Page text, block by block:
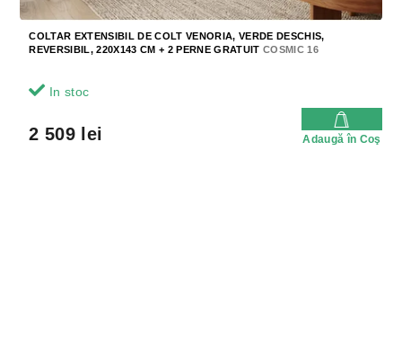
COLTAR EXTENSIBIL DE COLT VENORIA, VERDE DESCHIS,
REVERSIBIL, 220X143 CM + 2 PERNE GRATUIT COSMIC 16
In stoc
2 509 lei Adaugă în Coş